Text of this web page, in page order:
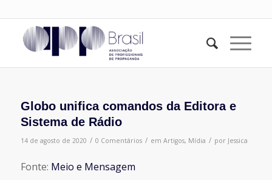
Globo unifica comandos da Editora e
Sistema de Rádio
14 de agosto de 2020 / 0 Comentários / em Artigos, Mídia / por Jessica
Fonte: Meio e Mensagem